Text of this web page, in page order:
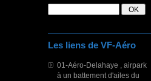
Les liens de VF-Aéro
01-Aéro-Delahaye , airpark
à un battement d'ailes du